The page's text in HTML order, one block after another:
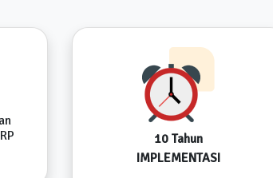
10 Tahun
IMPLEMENTASI